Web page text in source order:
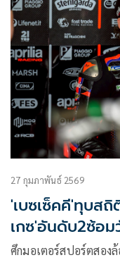
27 กุมภาพันธ์ 2569
'เบซเซ็คคี'ทุบสถิ
เกซ'อันดับ2ซ้อ
ไทยแลนด์2026'
ศึกมอเตอร์สปอร์ตสอง